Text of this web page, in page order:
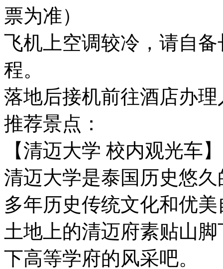
票为准）
飞机上空调较冷，请自
程。
落地后接机前往酒店办
推荐景点：
【清迈大学 校内观光车】
清迈大学是泰国历史悠
多年历史传统文化和优
土地上的清迈府素贴山
下高等学府的风采吧。